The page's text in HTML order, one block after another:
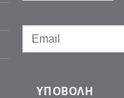
ΥΠΟΒΟΛΉ